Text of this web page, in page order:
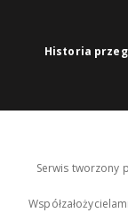
Historia
Serwis tworzony